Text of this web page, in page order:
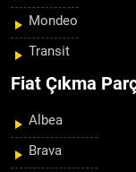
Mondeo
Transit
Fiat Çıkma
Albea
Brava